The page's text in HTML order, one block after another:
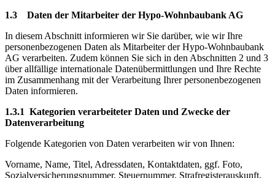
1.3 Daten der Mitarbeiter der Hypo-Wohnbaubank AG
In diesem Abschnitt informieren wir Sie darüber, wie wir Ihre
personenbezogenen Daten als Mitarbeiter der Hypo-Wohnbaubank
AG verarbeiten. Zudem können Sie sich in den Abschnitten 2 und 3
über allfällige internationale Datenübermittlungen und Ihre Rechte
im Zusammenhang mit der Verarbeitung Ihrer personenbezogenen
Daten informieren.
1.3.1 Kategorien verarbeiteter Daten und Zwecke der
Datenverarbeitung
Folgende Kategorien von Daten verarbeiten wir von Ihnen:
Vorname, Name, Titel, Adressdaten, Kontaktdaten, ggf. Foto,
Sozialversicherungsnummer, Steuernummer, Strafregisterauskunft,